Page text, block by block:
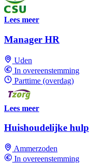
Lees meer
Manager HR
Uden
In overeenstemming
Parttime (overdag)
Lees meer
Huishoudelijke hulp
Ammerzoden
In overeenstemming